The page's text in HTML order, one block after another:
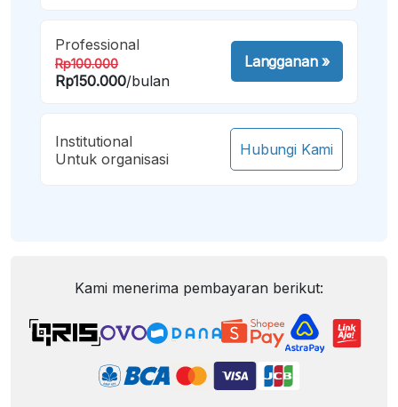
Professional
Rp100.000
Rp150.000/bulan
Langganan»
Institutional
Untuk organisasi
Hubungi Kami
Kami menerima pembayaran berikut: